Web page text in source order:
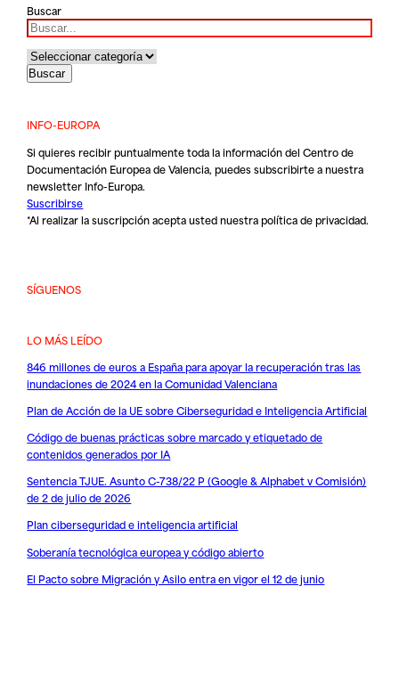
Buscar
INFO-EUROPA
Si quieres recibir puntualmente toda la información del Centro de
Documentación Europea de Valencia, puedes subscribirte a nuestra
newsletter Info-Europa.
Suscribirse
*Al realizar la suscripción acepta usted nuestrapolítica de privacidad.
SÍGUENOS
LO MÁS LEÍDO
846 millones de euros a España para apoyar la recuperación tras las
inundaciones de 2024 en la Comunidad Valenciana
Plan de Acción de la UE sobre Ciberseguridad e Inteligencia Artificial
Código de buenas prácticas sobre marcado y etiquetado de
contenidos generados por IA
Sentencia TJUE. Asunto C-738/22 P (Google & Alphabet v Comisión)
de 2 de julio de 2026
Plan ciberseguridad e inteligencia artificial
Soberanía tecnológica europea y código abierto
El Pacto sobre Migración y Asilo entra en vigor el 12 de junio